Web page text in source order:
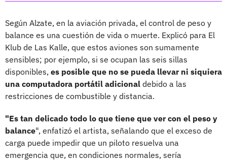
Según Alzate, en la aviación privada, el control de peso y
balance es una cuestión de vida o muerte. Explicó para El
Klub de Las Kalle, que estos aviones son sumamente
sensibles; por ejemplo, si se ocupan las seis sillas
disponibles, es posible que no se pueda llevar ni siquiera
una computadora portátil adicional debido a las
restricciones de combustible y distancia.
"Es tan delicado todo lo que tiene que ver con el peso y
balance", enfatizó el artista, señalando que el exceso de
carga puede impedir que un piloto resuelva una
emergencia que, en condiciones normales, sería